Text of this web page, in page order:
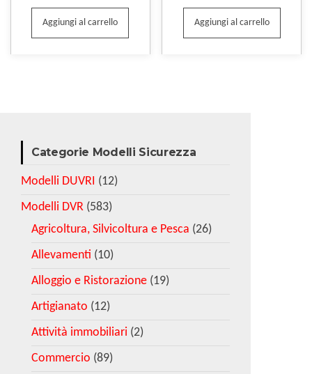
Aggiungi al carrello Aggiungi al carrello
Categorie Modelli Sicurezza
Modelli DUVRI (12)
Modelli DVR (583)
Agricoltura, Silvicoltura e Pesca (26)
Allevamenti (10)
Alloggio e Ristorazione (19)
Artigianato (12)
Attività immobiliari (2)
Commercio (89)